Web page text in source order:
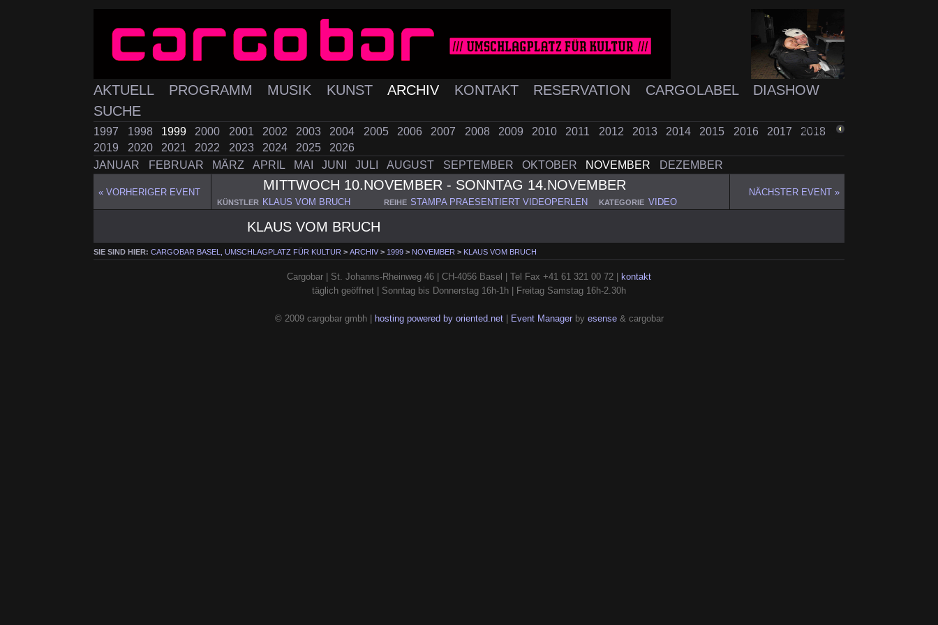
AKTUELL PROGRAMM MUSIK KUNST ARCHIV KONTAKT RESERVATION CARGOLABEL
DIASHOW
SUCHE
1997 1998 1999 2000 2001 2002 2003 2004 2005 2006 2007 2008 2009 2010 2011 2012 2013 2014 2015 2016 2017
2018
2019
2020 2021 2022 2023 2024 2025
2026
JANUAR
FEBRUAR MÄRZ APRIL MAI JUNI JULI AUGUST SEPTEMBER OKTOBER NOVEMBER DEZEMBER
ZURÜCK
« VORHERIGER EVENT MITTWOCH 10.NOVEMBER - SONNTAG 14.NOVEMBER
KÜNSTLER KLAUS VOM BRUCH REIHE STAMPA PRAESENTIERT VIDEOPERLEN KATEGORIE VIDEO
NÄCHSTER EVENT »
KLAUS VOM BRUCH
SIE SIND HIER:CARGOBAR BASEL, UMSCHLAGPLATZ FÜR KULTUR >ARCHIV > 1999 > NOVEMBER > KLAUS VOM BRUCH
Cargobar | St. Johanns-Rheinweg 46 | CH-4056 Basel | Tel Fax +41 61 321 00 72 |
kontakt
täglich geöffnet | Sonntag bis Donnerstag 16h-1h | Freitag Samstag 16h-2.30h
© 2009 cargobar gmbh | hosting powered by oriented.net| Event Managerby esense& cargobar